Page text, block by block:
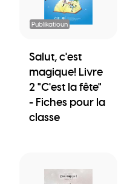
Publikatioun
Salut, c'est
magique! Livre
2 "C'est la fête"
- Fiches pour la
classe